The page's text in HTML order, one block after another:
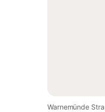
Warnemünde